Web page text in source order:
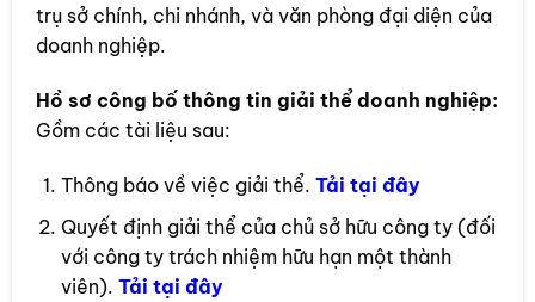
trụ sở chính, chi nhánh, và văn phòng đại diện của
doanh nghiệp.
Hồ sơ công bố thông tin giải thể doanh nghiệp:
Gồm các tài liệu sau:
Thông báo về việc giải thể. Tải tại đây
Quyết định giải thể của chủ sở hữu công ty (đối
với công ty trách nhiệm hữu hạn một thành
viên). Tải tại đây